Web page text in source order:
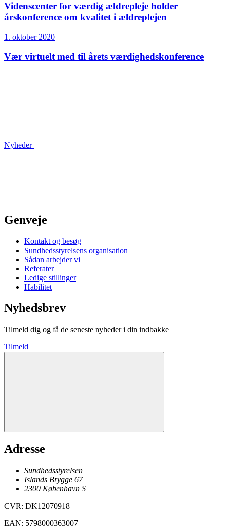
Videnscenter for værdig ældrepleje holder
årskonference om kvalitet i ældreplejen
1. oktober 2020
Vær virtuelt med til årets værdigheds­konference
Nyheder
Genveje
Kontakt og besøg
Sundhedsstyrelsens organisation
Sådan arbejder vi
Referater
Ledige stillinger
Habilitet
Nyhedsbrev
Tilmeld dig og få de seneste nyheder i din indbakke
Tilmeld
Adresse
Sundhedsstyrelsen
Islands Brygge 67
2300 København S
CVR: DK12070918
EAN: 5798000363007